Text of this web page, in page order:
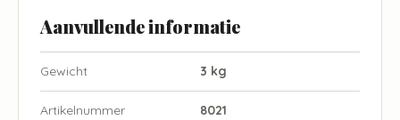
Aanvullende informatie
Gewicht 3 kg
Artikelnummer 8021